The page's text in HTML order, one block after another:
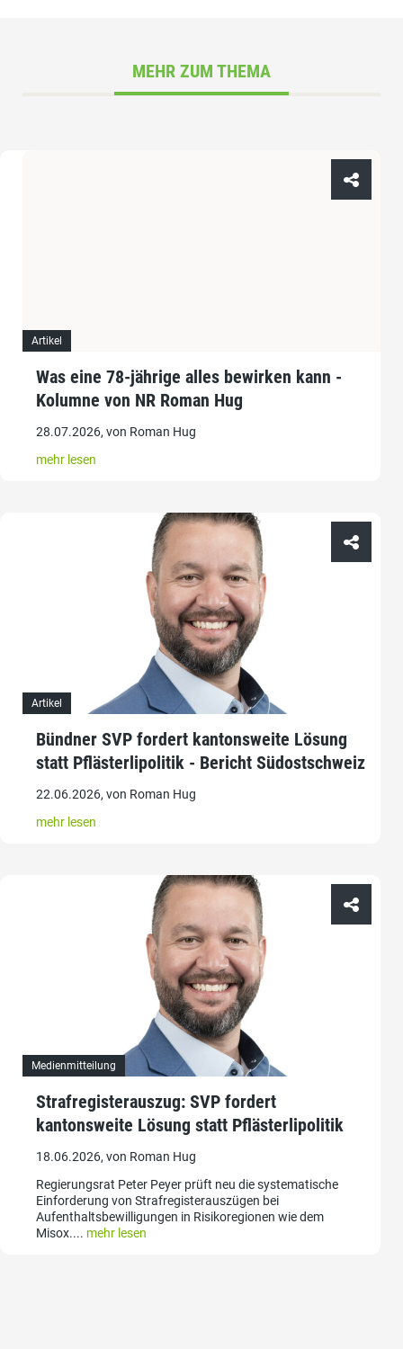
MEHR ZUM THEMA
Artikel
Was eine 78-jährige alles bewirken kann -
Kolumne von NR Roman Hug
28.07.2026, von Roman Hug
mehr lesen
Artikel
Bündner SVP fordert kantonsweite Lösung
statt Pflästerlipolitik - Bericht Südostschweiz
22.06.2026, von Roman Hug
mehr lesen
Medienmitteilung
Strafregisterauszug: SVP fordert
kantonsweite Lösung statt Pflästerlipolitik
18.06.2026, von Roman Hug
Regierungsrat Peter Peyer prüft neu die systematische
Einforderung von Strafregisterauszügen bei
Aufenthaltsbewilligungen in Risikoregionen wie dem
Misox.... mehr lesen